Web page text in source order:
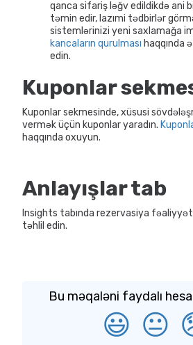
qanca sifariş ləğv edildikdə ani
təmin edir, lazımi tədbirlər
sistemlərinizi yeni saxlamağa
kancaların qurulması haqqında
edin.
Kuponlar
Kuponlar sekmesinde, xüsusi
vermək üçün kuponlar yaradın.
haqqında oxuyun.
Anlayışlar tab
Insights tabında rezervasiya
təhlil edin.
Bu məqaləni faydalı
😃 😐